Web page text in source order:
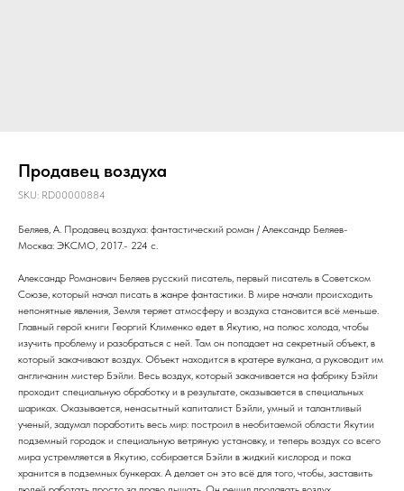
Продавец воздуха
SKU: RD00000884
Беляев, А. Продавец воздуха: фантастический роман / Александр Беляев-
Москва: ЭКСМО, 2017.- 224 с.
Александр Романович Беляев русский писатель, первый писатель в Советском
Союзе, который начал писать в жанре фантастики. В мире начали происходить
непонятные явления, Земля теряет атмосферу и воздуха становится всё меньше.
Главный герой книги Георгий Клименко едет в Якутию, на полюс холода, чтобы
изучить проблему и разобраться с ней. Там он попадает на секретный объект, в
который закачивают воздух. Объект находится в кратере вулкана, а руководит им
англичанин мистер Бэйли. Весь воздух, который закачивается на фабрику Бэйли
проходит специальную обработку и в результате, оказывается в специальных
шариках. Оказывается, ненасытный капиталист Бэйли, умный и талантливый
ученый, задумал поработить весь мир: построил в необитаемой области Якутии
подземный городок и специальную ветряную установку, и теперь воздух со всего
мира устремляется в Якутию, собирается Бэйли в жидкий кислород и пока
хранится в подземных бункерах. А делает он это всё для того, чтобы, заставить